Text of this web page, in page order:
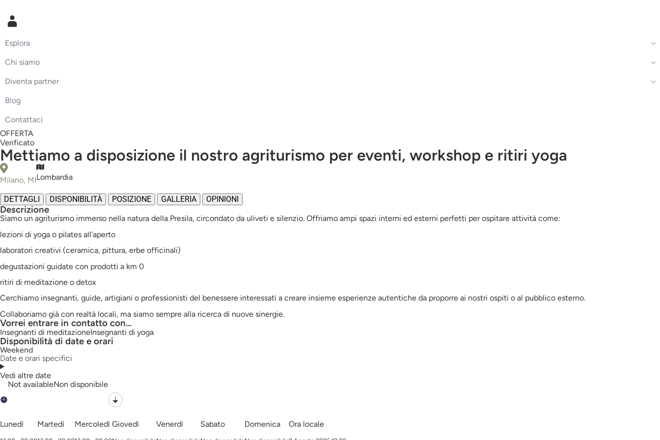
Esplora
Chi siamo
Diventa partner
Blog
Contattaci
OFFERTA
Verificato
Mettiamo a disposizione il nostro agriturismo per eventi, workshop e ritiri yoga
Milano, MILombardia
DETTAGLI DISPONIBILITÀ POSIZIONE GALLERIA OPINIONI
Descrizione
Siamo un agriturismo immerso nella natura della Presila, circondato da uliveti e silenzio. Offriamo ampi spazi interni ed esterni perfetti per ospitare attività come:
lezioni di yoga o pilates all’aperto
laboratori creativi (ceramica, pittura, erbe officinali)
degustazioni guidate con prodotti a km 0
ritiri di meditazione o detox
Cerchiamo insegnanti, guide, artigiani o professionisti del benessere interessati a creare insieme esperienze autentiche da proporre ai nostri ospiti o al pubblico esterno.
Collaboriamo già con realtà locali, ma siamo sempre alla ricerca di nuove sinergie.
Vorrei entrare in contatto con...
Insegnanti di meditazioneInsegnanti di yoga
Disponibilità di date e orari
Weekend
Date e orari specifici
Vedi altre date
Not availableNon disponibile
Lunedì Martedì Mercoledì Giovedì Venerdì Sabato Domenica Ora locale